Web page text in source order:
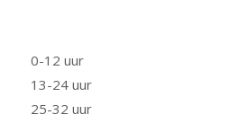
0-12 uur
13-24 uur
25-32 uur